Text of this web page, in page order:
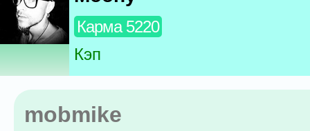
Карма 5220
Кэп
mobmike